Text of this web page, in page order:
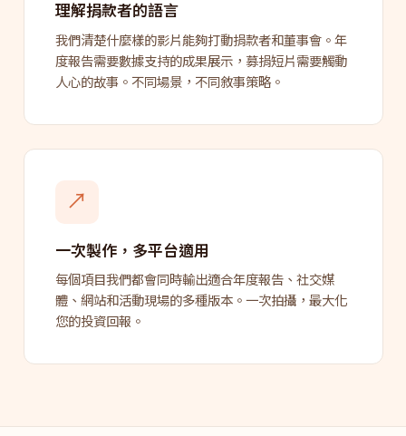
理解捐款者的語言
我們清楚什麼樣的影片能夠打動捐款者和董事會。年
度報告需要數據支持的成果展示，募捐短片需要觸動
人心的故事。不同場景，不同敘事策略。
↗
一次製作，多平台適用
每個項目我們都會同時輸出適合年度報告、社交媒
體、網站和活動現場的多種版本。一次拍攝，最大化
您的投資回報。